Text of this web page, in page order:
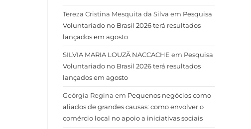
Tereza Cristina Mesquita da Silva em Pesquisa
Voluntariado no Brasil 2026 terá resultados
lançados em agosto
SILVIA MARIA LOUZÃ NACCACHE em Pesquisa
Voluntariado no Brasil 2026 terá resultados
lançados em agosto
Geórgia Regina em Pequenos negócios como
aliados de grandes causas: como envolver o
comércio local no apoio a iniciativas sociais